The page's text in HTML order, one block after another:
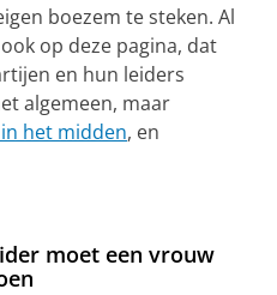
boezem te steken. Al
op deze pagina, dat
en hun leiders
algemeen, maar
het midden, en
moet een vrouw